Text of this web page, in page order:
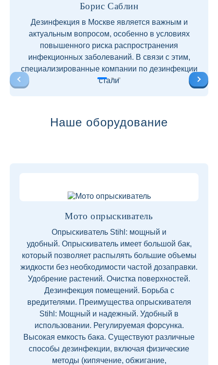
Борис Саблин
Дезинфекция в Москве является важным и
актуальным вопросом, особенно в условиях
повышенного риска распространения
инфекционных заболеваний. В связи с этим,
специализированные компании по дезинфекции
стали
Наше оборудование
Мото опрыскиватель
Опрыскиватель Stihl: мощный и
удобный. Опрыскиватель имеет большой бак,
который позволяет распылять большие объемы
жидкости без необходимости частой дозаправки.
Удобрение растений. Очистка поверхностей.
Дезинфекция помещений. Борьба с
вредителями. Преимущества опрыскивателя
Stihl: Мощный и надежный. Удобный в
использовании. Регулируемая форсунка.
Высокая емкость бака. Существуют различные
способы дезинфекции, включая физические
методы (кипячение, обжигание,